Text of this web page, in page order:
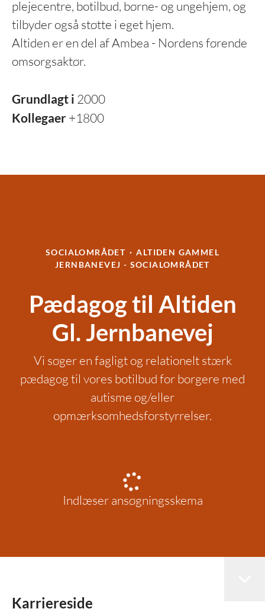
plejecentre, botilbud, børne- og ungehjem, og
tilbyder også støtte i eget hjem.
Altiden er en del af Ambea - Nordens førende
omsorgsaktør.
Grundlagt i 2000
Kollegaer +1800
SOCIALOMRÅDET · ALTIDEN GAMMEL
JERNBANEVEJ - SOCIALOMRÅDET
Pædagog til Altiden
Gl. Jernbanevej
Vi søger en fagligt og relationelt stærk
pædagog til vores botilbud for borgere med
autisme og/eller
opmærksomhedsforstyrrelser.
Indlæser ansøgningsskema
Karriereside